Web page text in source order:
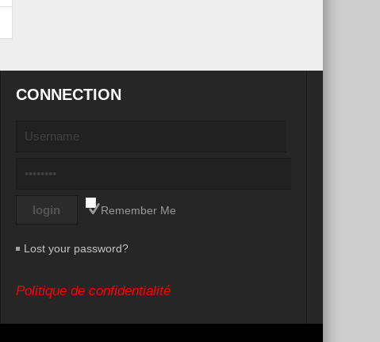
CONNECTION
Remember Me
Lost your password?
Politique de confidentialité